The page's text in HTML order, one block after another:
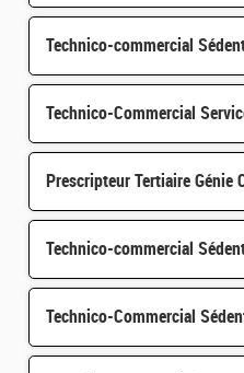
Technico-Commercial
Technico-Commercial